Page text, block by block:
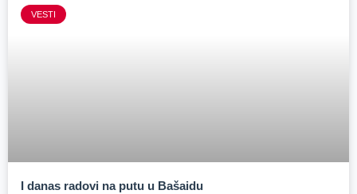
VESTI
I danas radovi na putu u Bašaidu